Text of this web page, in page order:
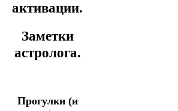
активации.
Заметки
астролога.
Прогулки (и